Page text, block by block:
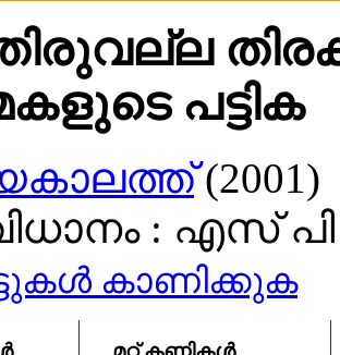
പട്ടിക
(2001)
: എസ് പി
കാണിക്കുക